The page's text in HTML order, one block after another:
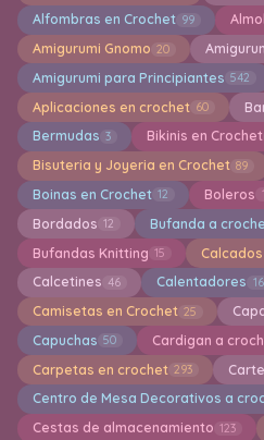
Alfombras en Crochet 99
Amigurumi Gnomo 20
Amigurumi para Principiantes 542
Aplicaciones en crochet 60
Bermudas 3 Bikinis en Crochet
Bisuteria y Joyeria en Crochet 89
Boinas en Crochet 12 Boleros
Bordados 12 Bufanda a
Bufandas Knitting 15
Calcetines 46 Calentadores 16
Camisetas en Crochet 25
Capuchas 50 Cardigan a
Carpetas en crochet 293
Centro de Mesa Decorativos a
Cestas de almacenamiento 123